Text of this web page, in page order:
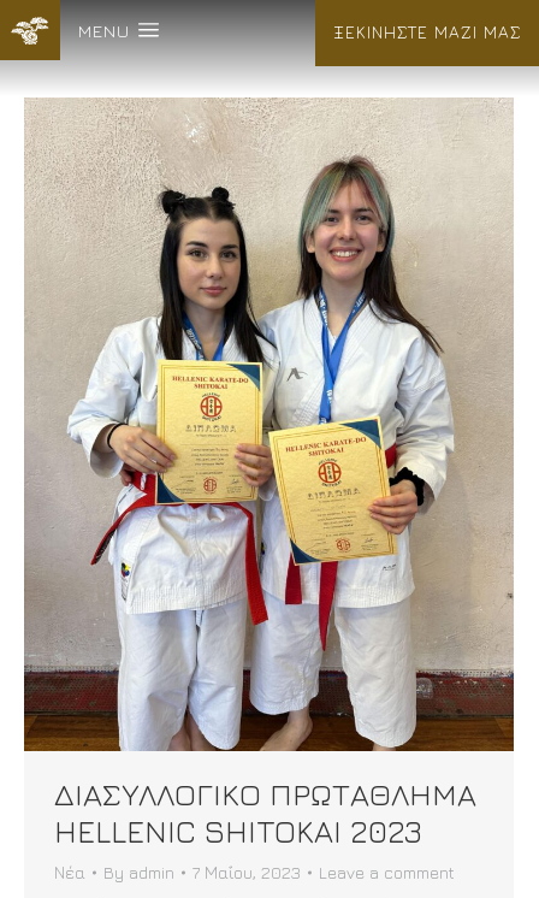
MENU ΞΕΚΙΝΗΣΤΕ ΜΑΖΙ ΜΑΣ
ΔΙΑΣΥΛΛΟΓΙΚΟ ΠΡΩΤΑΘΛΗΜΑ
HELLENIC SHITOKAI 2023
Νέα By admin 7 Μαΐου, 2023 Leave a comment